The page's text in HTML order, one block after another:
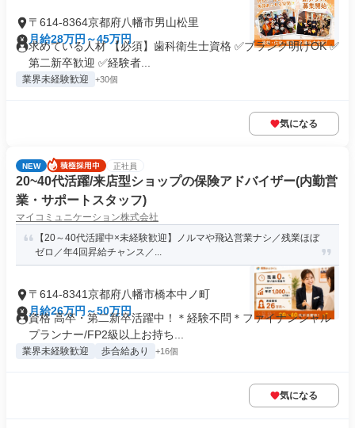
〒614-8364京都府八幡市男山松里
月給28万円～45万円
求めている人材 【必須】歯科衛生士資格 ✅ブランク明けOK ✅
第二新卒歓迎 ✅経験者...
業界未経験歓迎 +30個
気になる
NEW 正社員
20~40代活躍/来店型ショップの保険アドバイザー(内勤営
業・サポートスタッフ)
マイコミュニケーション株式会社
【20～40代活躍中×未経験歓迎】ノルマや飛込営業ナシ／残業ほぼ
ゼロ／年4回昇給チャンス／...
〒614-8341京都府八幡市橋本中ノ町
月給26万円～50万円
資格 高卒・第二新卒活躍中！＊経験不問＊ファイナンシャル
プランナー/FP2級以上お持ち...
業界未経験歓迎 歩合給あり +16個
気になる